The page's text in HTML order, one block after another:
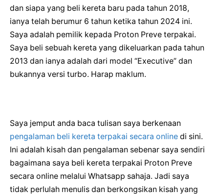
dan siapa yang beli kereta baru pada tahun 2018,
ianya telah berumur 6 tahun ketika tahun 2024 ini.
Saya adalah pemilik kepada Proton Preve terpakai.
Saya beli sebuah kereta yang dikeluarkan pada tahun
2013 dan ianya adalah dari model “Executive” dan
bukannya versi turbo. Harap maklum.
Saya jemput anda baca tulisan saya berkenaan
pengalaman beli kereta terpakai secara online di sini.
Ini adalah kisah dan pengalaman sebenar saya sendiri
bagaimana saya beli kereta terpakai Proton Preve
secara online melalui Whatsapp sahaja. Jadi saya
tidak perlulah menulis dan berkongsikan kisah yang